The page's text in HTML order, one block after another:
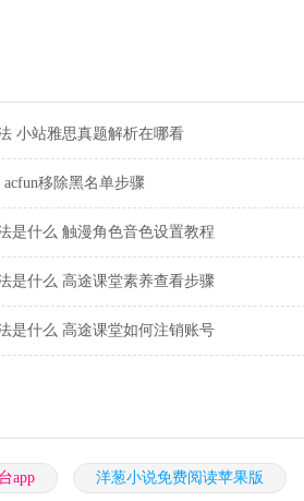
小站雅思真题解析在哪看
移除黑名单步骤
是什么 触漫角色音色设置教程
是什么 高途课堂素养查看步骤
是什么 高途课堂如何注销账号
app 洋葱小说免费阅读苹果版